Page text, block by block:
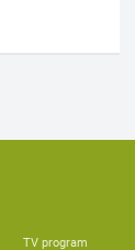
TV program